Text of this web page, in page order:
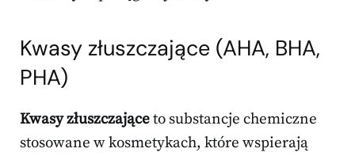
Kwasy złuszczające (AHA, BHA,
PHA)
Kwasy złuszczająceto substancje chemiczne
stosowane w kosmetykach, które wspierają